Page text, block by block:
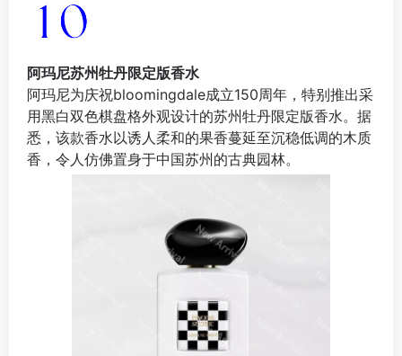
阿玛尼苏州牡丹限定版香水
阿玛尼为庆祝bloomingdale成立150周年，特别推出采
用黑白双色棋盘格外观设计的苏州牡丹限定版香水。据
悉，该款香水以诱人柔和的果香蔓延至沉稳低调的木质
香，令人仿佛置身于中国苏州的古典园林。